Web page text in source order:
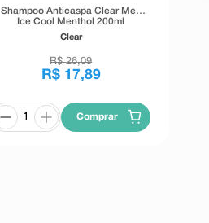
Shampoo Anticaspa Clear Men
Ice Cool Menthol 200ml
Clear
R$ 26,09
R$ 17,89
Comprar